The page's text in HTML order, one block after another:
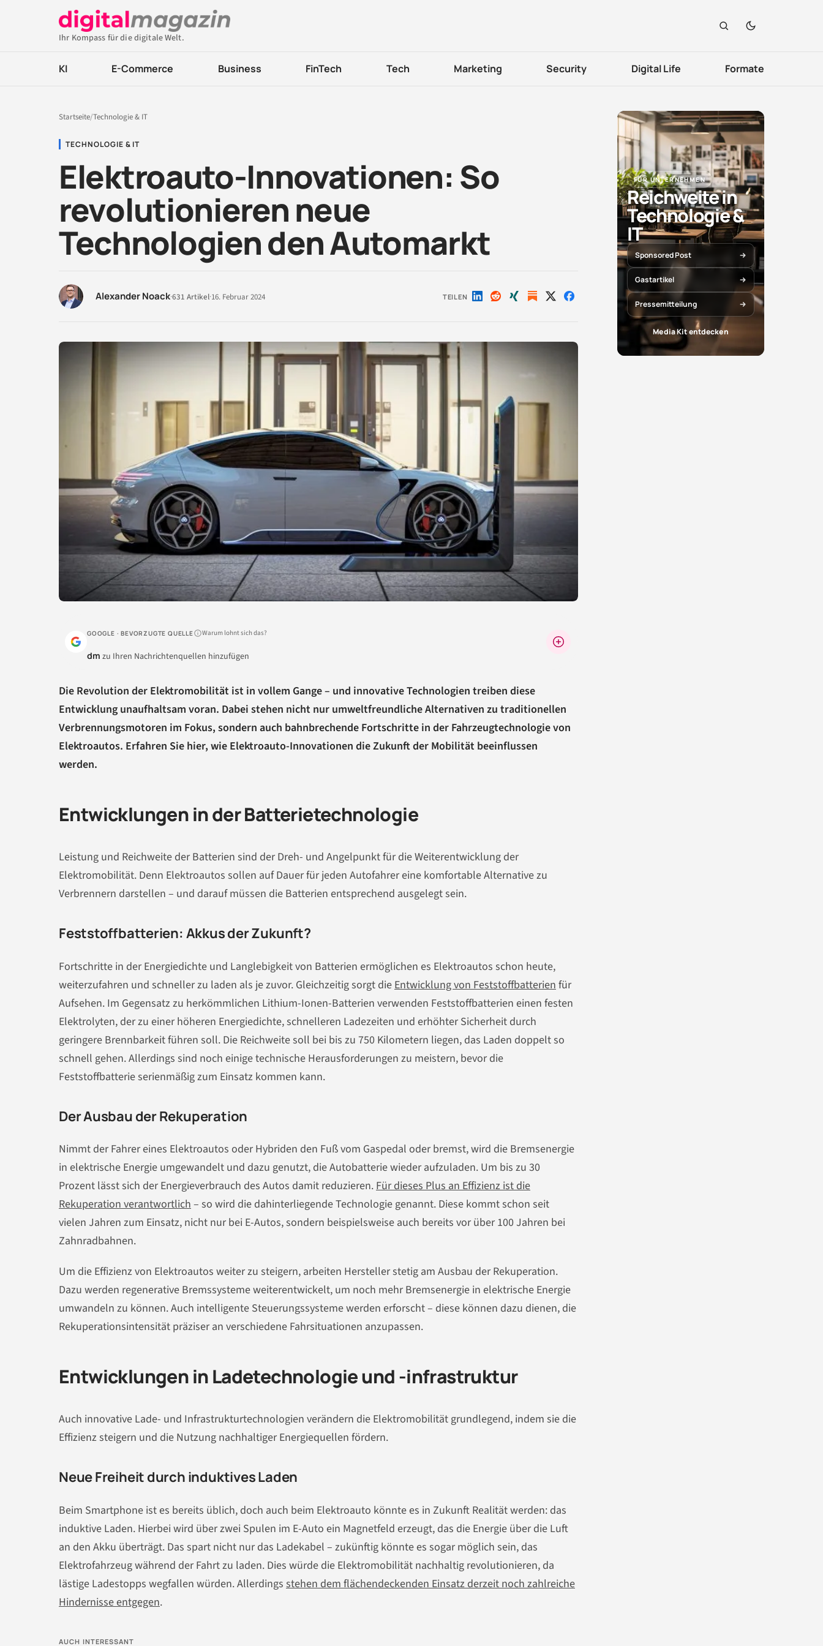
Ihr Kompass für die digitale Welt.
KI E-Commerce Business FinTech Tech Marketing Security Digital Life Formate
Startseite/Technologie & IT
TECHNOLOGIE & IT
Elektroauto-Innovationen: So
revolutionieren neue
Technologien den Automarkt
Alexander Noack·631 Artikel·16. Februar 2024 TEILEN Auf Auf Auf Auf Auf
GOOGLE · BEVORZUGTE QUELLE Warum lohnt sich das?
dm zu Ihren Nachrichtenquellen hinzufügen
Die Revolution der Elektromobilität ist in vollem Gange – und innovative Technologien treiben diese
Entwicklung unaufhaltsam voran. Dabei stehen nicht nur umweltfreundliche Alternativen zu traditionellen
Verbrennungsmotoren im Fokus, sondern auch bahnbrechende Fortschritte in der Fahrzeugtechnologie von
Elektroautos. Erfahren Sie hier, wie Elektroauto-Innovationen die Zukunft der Mobilität beeinflussen
werden.
Entwicklungen in der Batterietechnologie
Leistung und Reichweite der Batterien sind der Dreh- und Angelpunkt für die Weiterentwicklung der
Elektromobilität. Denn Elektroautos sollen auf Dauer für jeden Autofahrer eine komfortable Alternative zu
Verbrennern darstellen – und darauf müssen die Batterien entsprechend ausgelegt sein.
Feststoffbatterien: Akkus der Zukunft?
Fortschritte in der Energiedichte und Langlebigkeit von Batterien ermöglichen es Elektroautos schon heute,
weiterzufahren und schneller zu laden als je zuvor. Gleichzeitig sorgt die Entwicklung von Feststoffbatterien für
Aufsehen. Im Gegensatz zu herkömmlichen Lithium-Ionen-Batterien verwenden Feststoffbatterien einen festen
Elektrolyten, der zu einer höheren Energiedichte, schnelleren Ladezeiten und erhöhter Sicherheit durch
geringere Brennbarkeit führen soll. Die Reichweite soll bei bis zu 750 Kilometern liegen, das Laden doppelt so
schnell gehen. Allerdings sind noch einige technische Herausforderungen zu meistern, bevor die
Feststoffbatterie serienmäßig zum Einsatz kommen kann.
Der Ausbau der Rekuperation
Nimmt der Fahrer eines Elektroautos oder Hybriden den Fuß vom Gaspedal oder bremst, wird die Bremsenergie
in elektrische Energie umgewandelt und dazu genutzt, die Autobatterie wieder aufzuladen. Um bis zu 30
Prozent lässt sich der Energieverbrauch des Autos damit reduzieren.Für dieses Plus an Effizienz ist die
Rekuperation verantwortlich– so wird die dahinterliegende Technologie genannt. Diese kommt schon seit
vielen Jahren zum Einsatz, nicht nur bei E-Autos, sondern beispielsweise auch bereits vor über 100 Jahren bei
Zahnradbahnen.
Um die Effizienz von Elektroautos weiter zu steigern, arbeiten Hersteller stetig am Ausbau der Rekuperation.
Dazu werden regenerative Bremssysteme weiterentwickelt, um noch mehr Bremsenergie in elektrische Energie
umwandeln zu können. Auch intelligente Steuerungssysteme werden erforscht – diese können dazu dienen, die
Rekuperationsintensität präziser an verschiedene Fahrsituationen anzupassen.
Entwicklungen in Ladetechnologie und -infrastruktur
Auch innovative Lade- und Infrastrukturtechnologien verändern die Elektromobilität grundlegend, indem sie die
Effizienz steigern und die Nutzung nachhaltiger Energiequellen fördern.
Neue Freiheit durch induktives Laden
Beim Smartphone ist es bereits üblich, doch auch beim Elektroauto könnte es in Zukunft Realität werden: das
induktive Laden. Hierbei wird über zwei Spulen im E-Auto ein Magnetfeld erzeugt, das die Energie über die Luft
an den Akku überträgt. Das spart nicht nur das Ladekabel – zukünftig könnte es sogar möglich sein, das
Elektrofahrzeug während der Fahrt zu laden. Dies würde die Elektromobilität nachhaltig revolutionieren, da
lästige Ladestopps wegfallen würden. Allerdings stehen dem flächendeckenden Einsatz derzeit noch zahlreiche
Hindernisse entgegen.
AUCH INTERESSANT
FÜR UNTERNEHMEN
Reichweite in
Technologie &
IT
Sponsored Post
Gastartikel
Pressemitteilung
Media Kit entdecken